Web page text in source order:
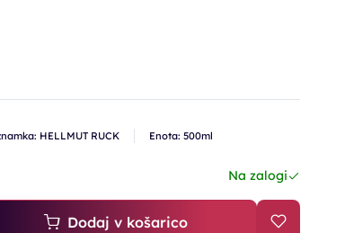
HELLMUT RUCK Enota: 500ml
Na zalogi
Dodaj v košarico